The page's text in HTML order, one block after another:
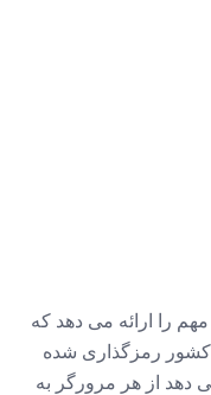
را ارائه می دهد که
کشور رمزگذاری شده
دهد از هر مرورگر به